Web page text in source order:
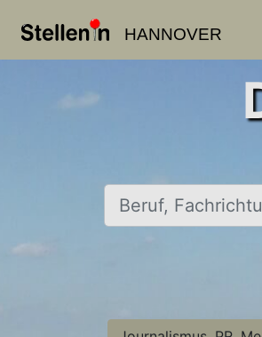
HANNOVER
Beruf, Fachrichtung,